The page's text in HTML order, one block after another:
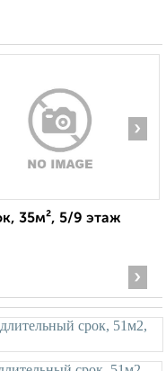
›
35м², 5/9 этаж
›